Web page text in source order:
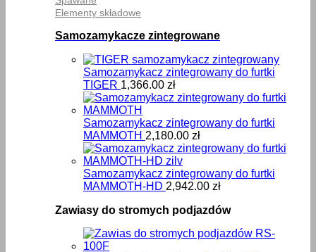
Elementy składowe
Samozamykacze zintegrowane
Samozamykacz zintegrowany do furtki
TIGER 1,366.00 zł
Samozamykacz zintegrowany do furtki
MAMMOTH 2,180.00 zł
Samozamykacz zintegrowany do furtki
MAMMOTH-HD 2,942.00 zł
Zawiasy do stromych podjazdów